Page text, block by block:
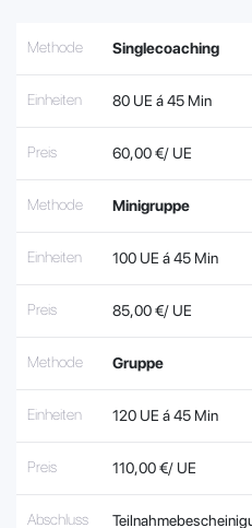
Methode Singlecoaching
Einheiten 80 UE á 45 Min
Preis 60,00 €/ UE
Methode Minigruppe
Einheiten 100 UE á 45 Min
Preis 85,00 €/ UE
Methode Gruppe
Einheiten 120 UE á 45 Min
Preis 110,00 €/ UE
Abschluss